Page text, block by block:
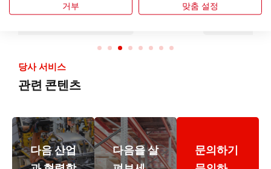
당사 서비스
관련 콘텐츠
다음 산업
다음을 살
문의하기
거부 맞춤 설정